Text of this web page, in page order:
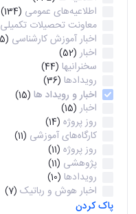
اطلاعیه‌های عمومی (134)
معاونت تحصیلات تکمیلی
اخبار آموزش کارشناسی (65)
اخبار (52)
سخنرانیها (44)
رویدادها (36)
اخبار و رویداد ها (15)
اخبار (15)
روز پروژه (14)
کارگاه‌های آموزشی (11)
روز پروژه (11)
پژوهشی (11)
رویدادها (10)
اخبار هوش و رباتیک (7)
پاک کردن